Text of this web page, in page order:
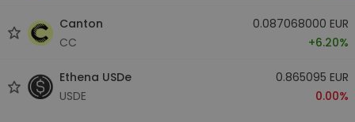
Canton
CC
0.087068000 EUR
+6.20%
Ethena USDe
USDE
0.865095 EUR
0.00%